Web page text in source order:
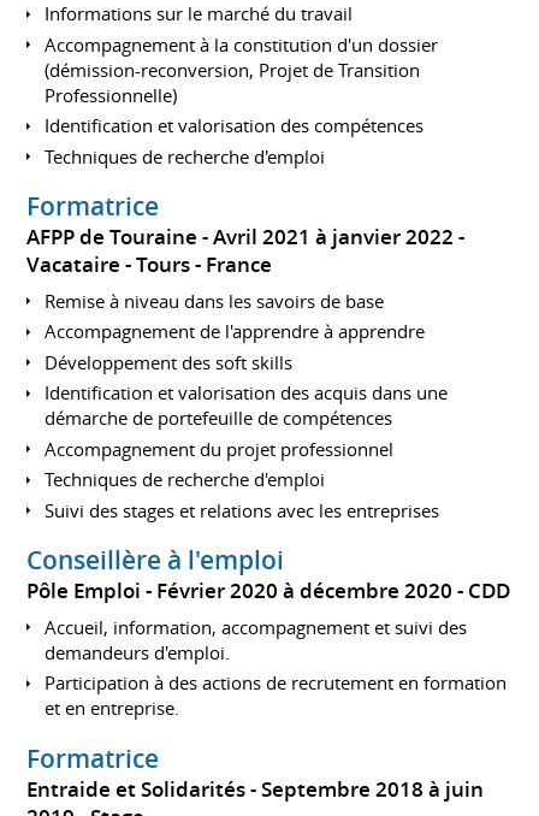
Informations sur le marché du travail
Accompagnement à la constitution d'un dossier
(démission-reconversion, Projet de Transition
Professionnelle)
Identification et valorisation des compétences
Techniques de recherche d'emploi
Formatrice
AFPP de Touraine
Avril 2021 à janvier 2022
Vacataire
Tours France
Remise à niveau dans les savoirs de base
Accompagnement de l'apprendre à apprendre
Développement des soft skills
Identification et valorisation des acquis dans une
démarche de portefeuille de compétences
Accompagnement du projet professionnel
Techniques de recherche d'emploi
Suivi des stages et relations avec les entreprises
Conseillère à l'emploi
Pôle Emploi Février 2020 à décembre 2020 CDD
Accueil, information, accompagnement et suivi des
demandeurs d'emploi.
Participation à des actions de recrutement en formation
et en entreprise.
Formatrice
Entraide et Solidarités
Septembre 2018 à juin